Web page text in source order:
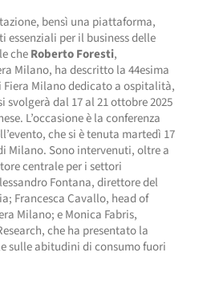
bensì una piattaforma,
essenziali per il business delle
cheRoberto Foresti,
Milano, ha descritto la 44esima
Fiera Milano dedicato a ospitalità,
svolgerà dal 17 al 21 ottobre 2025
L’occasione è la conferenza
che si è tenuta martedì 17
Milano. Sono intervenuti, oltre a
centrale per i settori
Fontana, direttore del
Francesca Cavallo, head of
Milano; e Monica Fabris,
che ha presentato la
sulle abitudini di consumo fuori